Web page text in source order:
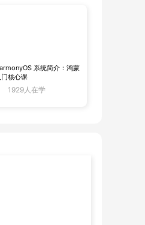
系统简介：鸿蒙
门核心课
1929人在学